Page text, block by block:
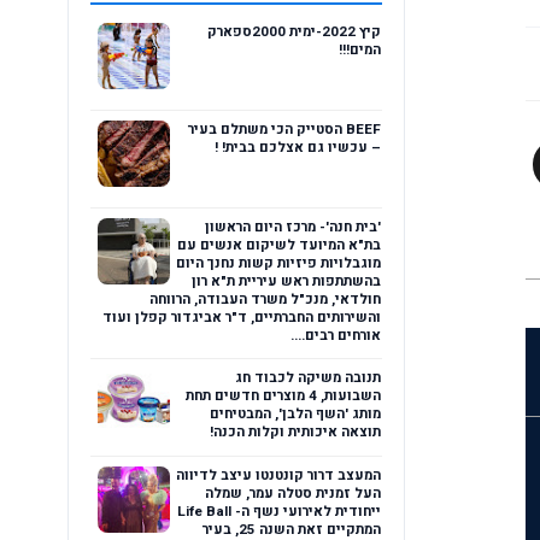
קיץ 2022-ימית 2000ספארק
המים!!!
BEEF הסטייק הכי משתלם בעיר
– עכשיו גם אצלכם בבית! !
'בית חנה'- מרכז היום הראשון
בת"א המיועד לשיקום אנשים עם
מוגבלויות פיזיות קשות נחנך היום
בהשתתפות ראש עיריית ת"א רון
חולדאי, מנכ"ל משרד העבודה, הרווחה
והשירותים החברתיים, ד"ר אביגדור קפלן ועוד
אורחים רבים....
תנובה משיקה לכבוד חג
השבועות, 4 מוצרים חדשים תחת
מותג 'השף הלבן', המבטיחים
תוצאה איכותית וקלות הכנה!
המעצב דרור קונטנטו עיצב לדיווה
העל זמנית סטלה עמר, שמלה
ייחודית לאירועי נשף ה- Life Ball
המתקיים זאת השנה 25, בעיר